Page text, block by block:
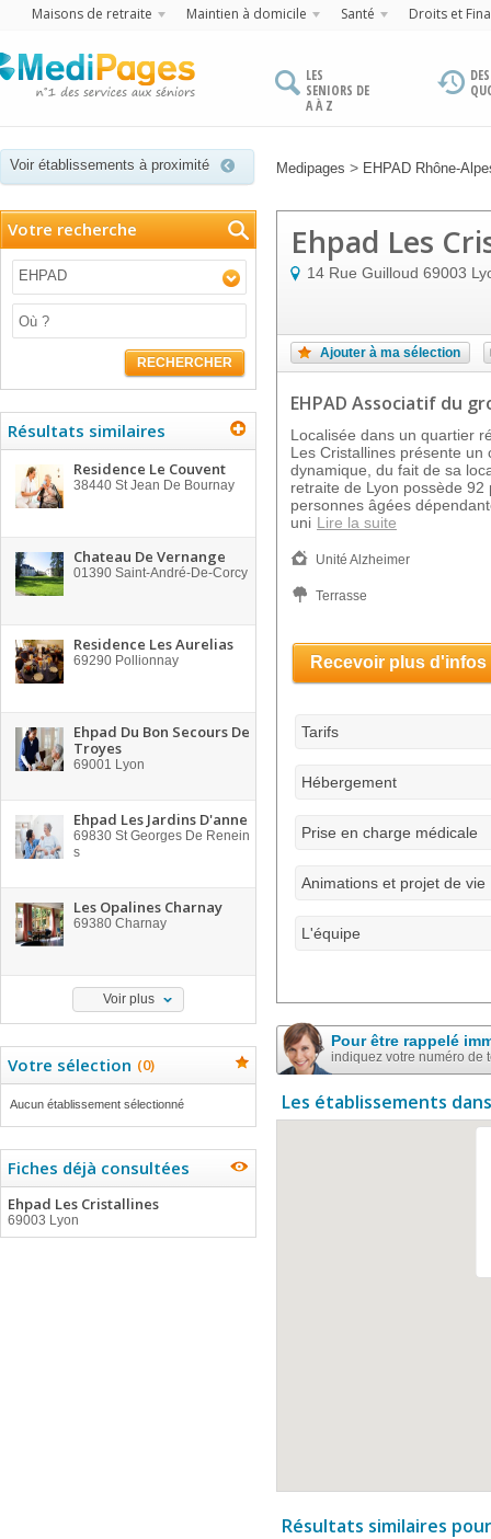
Maisons de retraite Maintien à domicile Santé Droits et
LES
SENIORS DE
A À Z
Voir établissements à proximité Medipages > EHPAD Rhône-
Votre recherche
EHPAD
RECHERCHER
Résultats similaires
Residence Le Couvent
38440 St Jean De Bournay
Chateau De Vernange
01390 Saint-André-De-Corcy
Residence Les Aurelias
69290 Pollionnay
Ehpad Du Bon Secours De
Troyes
69001 Lyon
Ehpad Les Jardins D'anne
69830 St Georges De Renein
s
Les Opalines Charnay
69380 Charnay
Voir plus
Votre sélection (0)
Aucun établissement sélectionné
Fiches déjà consultées
Ehpad Les Cristallines
69003 Lyon
Ehpad Les
14 Rue Guilloud 69003
Ajouter à ma sélection
EHPAD Associatif du
Localisée dans un quartier
Les Cristallines présente
dynamique, du fait de sa
retraite de Lyon possède
personnes âgées
uni Lire la suite
Unité Alzheimer
Terrasse
Recevoir plus d'infos
Tarifs
Hébergement
Prise en charge médicale
Animations et projet de vie
L'équipe
Pour être rappelé
indiquez votre numéro de
Les établissements
Résultats similaires